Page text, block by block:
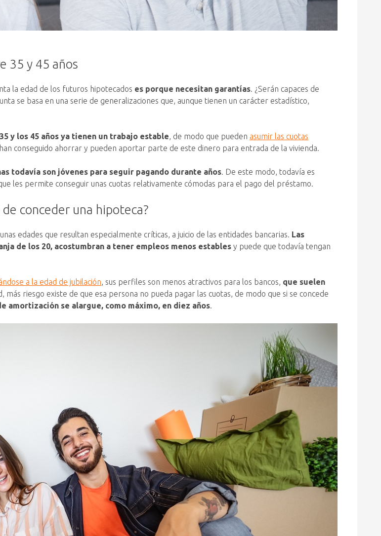
35 y 45 años
la edad de los futuros hipotecados es porque necesitan garantías. ¿Serán capaces de
se basa en una serie de generalizaciones que, aunque tienen un carácter estadístico,
y los 45 años ya tienen un trabajo estable, de modo que pueden asumir las cuotas
conseguido ahorrar y pueden aportar parte de este dinero para entrada de la vivienda.
todavía son jóvenes para seguir pagando durante años. De este modo, todavía es
les permite conseguir unas cuotas relativamente cómodas para el pago del préstamo.
conceder una hipoteca?
edades que resultan especialmente críticas, a juicio de las entidades bancarias. Las
de los 20, acostumbran a tener empleos menos estables y puede que todavía tengan
a la edad de jubilación, sus perfiles son menos atractivos para los bancos, que suelen
más riesgo existe de que esa persona no pueda pagar las cuotas, de modo que si se concede
amortización se alargue, como máximo, en diez años.